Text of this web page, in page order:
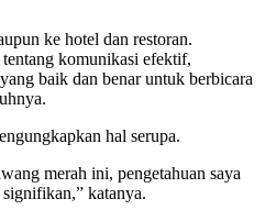
ke hotel dan restoran.
komunikasi efektif,
baik dan benar untuk berbicara
hal serupa.
merah ini, pengetahuan saya
katanya.